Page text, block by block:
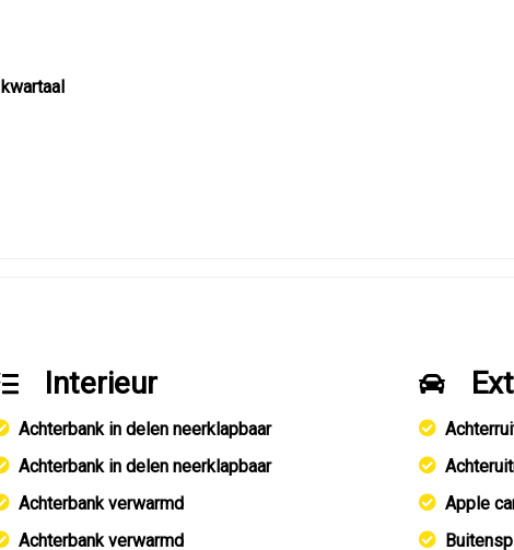
Interieur
Achterbank in delen neerklapbaar
Achterbank in delen neerklapbaar
Achterbank verwarmd
Achterbank verwarmd
Apple